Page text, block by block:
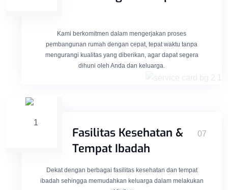
Kami berkomitmen dalam mengerjakan proses
pembangunan rumah dengan cepat, tepat waktu tanpa
mengurangi kualitas yang diberikan, agar dapat segera
dihuni oleh Anda dan keluarga.
Fasilitas Kesehatan &
Tempat Ibadah
07
Dekat dengan berbagai fasilitas kesehatan dan tempat
ibadah sehingga memudahkan keluarga dalam melakukan